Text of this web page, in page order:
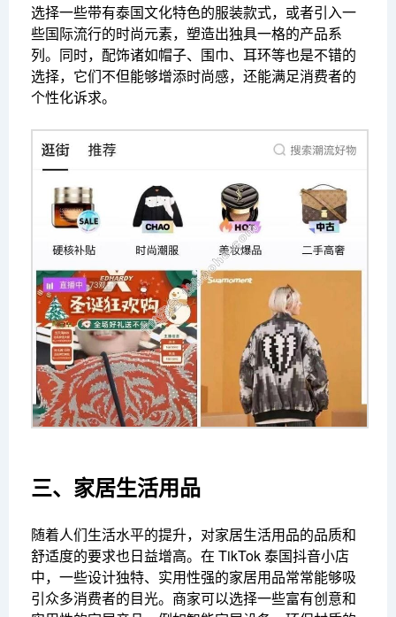
选择一些带有泰国文化特色的服装款式，或者引入一
些国际流行的时尚元素，塑造出独具一格的产品系
列。同时，配饰诸如帽子、围巾、耳环等也是不错的
选择，它们不但能够增添时尚感，还能满足消费者的
个性化诉求。
三、家居生活用品
随着人们生活水平的提升，对家居生活用品的品质和
舒适度的要求也日益增高。在 TikTok 泰国抖音小店
中，一些设计独特、实用性强的家居用品常常能够吸
引众多消费者的目光。商家可以选择一些富有创意和